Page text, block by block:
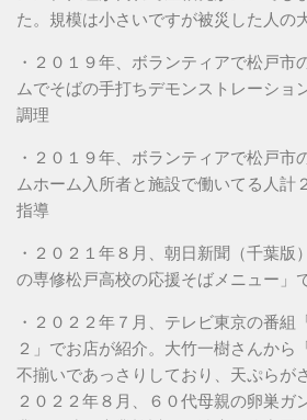
た。規模は小さいですが被災した人の
・２０１９年、ボランティアで松戸市
ムでそばの手打ちデモンストレーショ
調理
・２０１９年、ボランティアで松戸市
ムホーム入所者と施設で働いてる人計
指導
・２０２１年８月、朝日新聞（千葉版
の専修松戸高校の応援そばメニュー」
・２０２２年７月、テレビ東京の番組
２」でお店が紹介。大竹一樹さんから
不揃いであっさりしており、天ぷらが
２０２２年８月、６０代母親の卵巣ガ